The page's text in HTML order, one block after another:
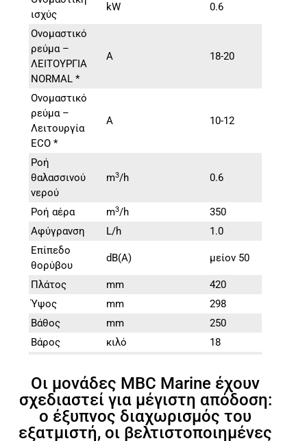
ισχύς
kW 0.6
Ονομαστικό
ρεύμα –
ΛΕΙΤΟΥΡΓΙΑ
NORMAL *
A 18-20
Ονομαστικό
ρεύμα –
Λειτουργία
ECO *
A 10-12
Ροή
θαλασσινού
νερού
m3/h 0.6
Ροή αέρα m3/h
350
Αφύγρανση
L/h
1.0
Επίπεδο
θορύβου
dB(A) μείον 50
Πλάτος mm
420
Ύψος
mm
298
Βάθος
mm
250
Βάρος
κιλό
18
ψυκτικού
μέσου
R134A
Διάμετρος
αεραγωγού
mm 100
Οι μονάδες MBC Marine έχουν
σχεδιαστεί για μέγιστη απόδοση:
ο έξυπνος διαχωρισμός του
εξατμιστή, οι βελτιστοποιημένες